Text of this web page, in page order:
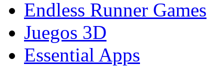
Endless Runner Games
Juegos 3D
Essential Apps